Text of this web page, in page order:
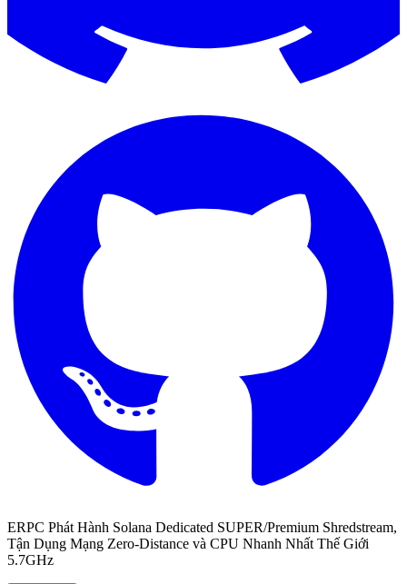
ERPC Phát Hành Solana Dedicated SUPER/Premium Shredstream,
Tận Dụng Mạng Zero-Distance và CPU Nhanh Nhất Thế Giới
5.7GHz